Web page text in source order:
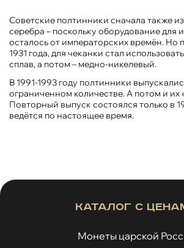
Советские полтинники сначала также
серебра – поскольку оборудование для
осталось от императорских времён. Но
1931 года, для чеканки стал
сплав, а потом – медно-никелевый.
В 1991-1993 году полтинники
ограниченном количестве. А потом и их
Повторный выпуск состоялся только в
ведётся по настоящее время.
Каталог с
Монеты царской